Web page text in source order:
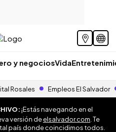
y negociosVida
Rosales Empleos El Salvador
¡Estás navegando en el
versión deelsalvador.com . Te
país donde coincidimos todos.